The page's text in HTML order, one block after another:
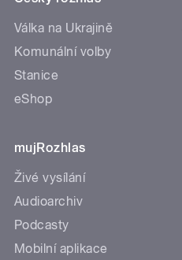
Válka na Ukrajině
Komunální volby
Stanice
eShop
mujRozhlas
Živé vysílání
Audioarchiv
Podcasty
Mobilní aplikace